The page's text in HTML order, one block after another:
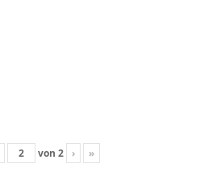
von 2 › »